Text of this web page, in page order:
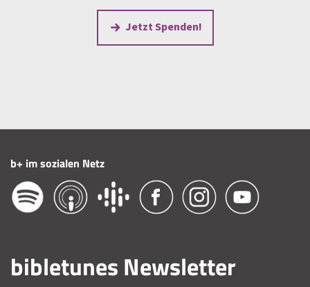
Jetzt Spenden!
b+ im sozialen Netz
bibletunes Newsletter